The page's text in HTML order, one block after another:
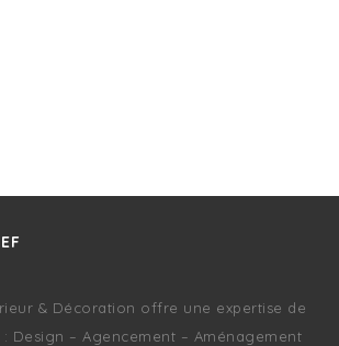
& Décoration offre une expertise de
Design – Agencement – Aménagement